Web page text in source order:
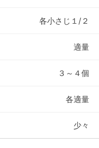
各小さじ１/２
適量
３～４個
各適量
少々